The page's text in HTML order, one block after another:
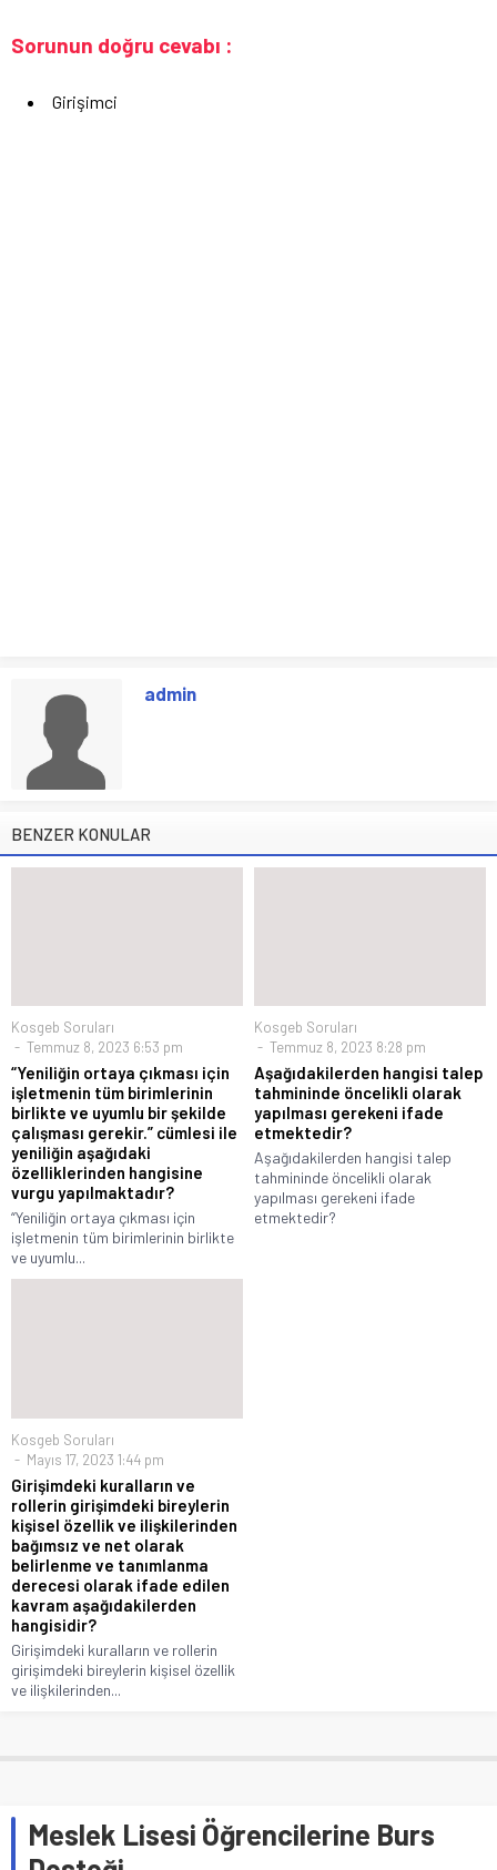
Sorunun doğru cevabı :
Girişimci
admin
BENZER KONULAR
Kosgeb Soruları
Temmuz 8, 2023 6:53 pm
“Yeniliğin ortaya çıkması için
işletmenin tüm birimlerinin
birlikte ve uyumlu bir şekilde
çalışması gerekir.” cümlesi ile
yeniliğin aşağıdaki
özelliklerinden hangisine
vurgu yapılmaktadır?
“Yeniliğin ortaya çıkması için
işletmenin tüm birimlerinin birlikte
ve uyumlu...
Kosgeb Soruları
Temmuz 8, 2023 8:28 pm
Aşağıdakilerden hangisi talep
tahmininde öncelikli olarak
yapılması gerekeni ifade
etmektedir?
Aşağıdakilerden hangisi talep
tahmininde öncelikli olarak
yapılması gerekeni ifade
etmektedir?
Kosgeb Soruları
Mayıs 17, 2023 1:44 pm
Girişimdeki kuralların ve
rollerin girişimdeki bireylerin
kişisel özellik ve ilişkilerinden
bağımsız ve net olarak
belirlenme ve tanımlanma
derecesi olarak ifade edilen
kavram aşağıdakilerden
hangisidir?
Girişimdeki kuralların ve rollerin
girişimdeki bireylerin kişisel özellik
ve ilişkilerinden...
Meslek Lisesi Öğrencilerine Burs